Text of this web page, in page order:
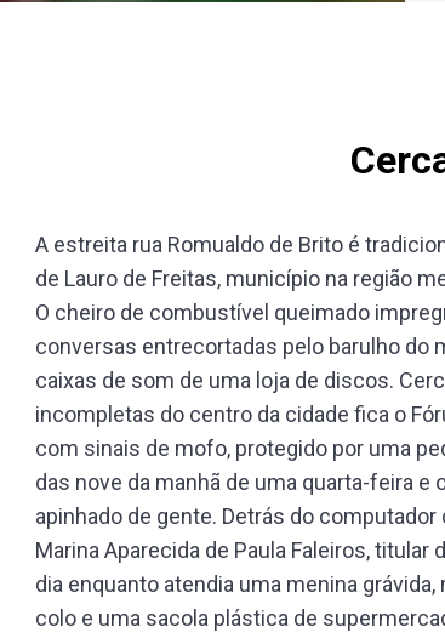
A estreita rua Romualdo de Brito é
de Lauro de Freitas, município na região
O cheiro de combustível queimado
conversas entrecortadas pelo barulho do
caixas de som de uma loja de discos.
incompletas do centro da cidade fica o
com sinais de mofo, protegido por uma
das nove da manhã de uma quarta-feira
apinhado de gente. Detrás do
Marina Aparecida de Paula Faleiros, titular
dia enquanto atendia uma menina
colo e uma sacola plástica de